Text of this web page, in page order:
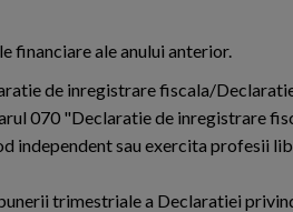
financiare ale anului anterior.
de inregistrare fiscala/
070 "Declaratie de inregistrare
sau exercita profesii
trimestriale a Declaratiei